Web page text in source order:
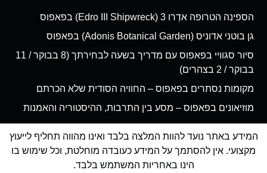
הספינה הטרופה אדְרו 3 (Edro III Shipwreck) בפאפוס
גן בוטני אדוניס (Adonis Botanical Garden) בפאפוס
סיור סגוויי בפאפוס עם מדריך בשעה לבחירתך (8 בבוקר / 11
בבוקר / 2 בצהרים)
מקומות נסתרים בפאפוס – החוויה הסודית שלא הכרתם
מוזיאונים בפאפוס – מסע בין התרבות, ההיסטוריה והאמנות
המידע באתר נועד להוות המלצה בלבד ואינו מהווה תחליף לייעוץ
מקצועי. אין להסתמך על המידע כעובדה מוחלטת, וכל שימוש בו
הינו באחריות המשתמש בלבד.